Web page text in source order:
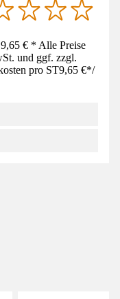
€ * Alle Preise
und ggf. zzgl.
pro ST9,65 €*/